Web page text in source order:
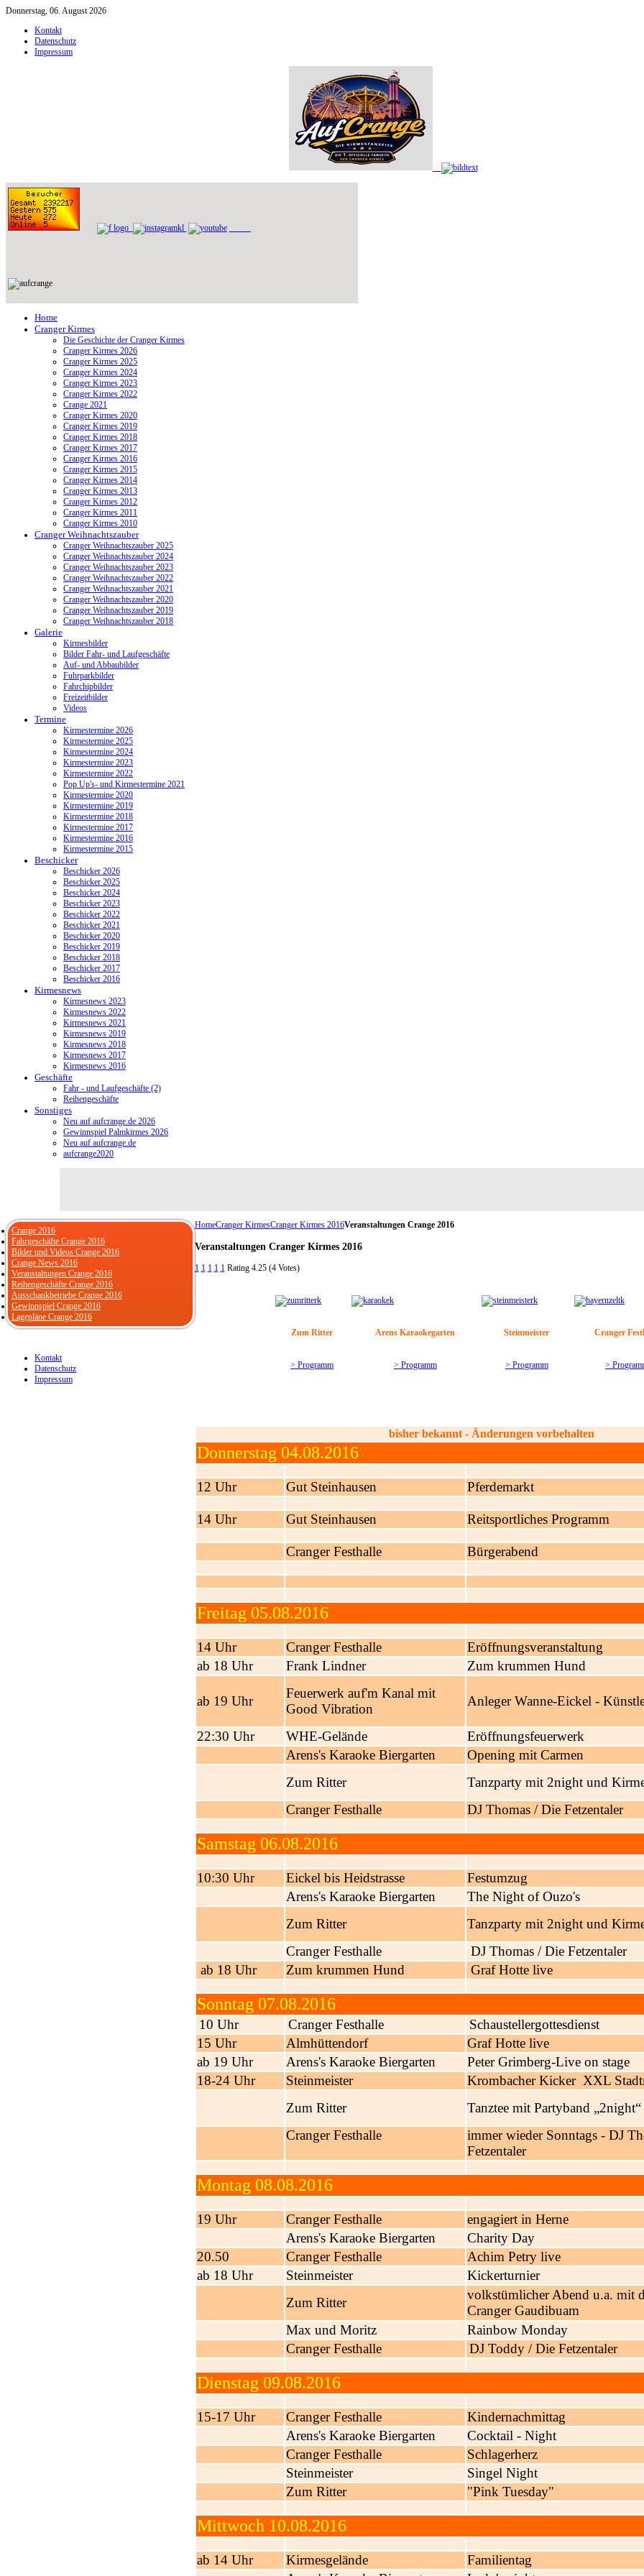
Donnerstag, 06. August 2026
Kontakt
Datenschutz
Impressum
Home
Cranger Kirmes
Die Geschichte der Cranger Kirmes
Cranger Kirmes 2026
Cranger Kirmes 2025
Cranger Kirmes 2024
Cranger Kirmes 2023
Cranger Kirmes 2022
Crange 2021
Cranger Kirmes 2020
Cranger Kirmes 2019
Cranger Kirmes 2018
Cranger Kirmes 2017
Cranger Kirmes 2016
Cranger Kirmes 2015
Cranger Kirmes 2014
Cranger Kirmes 2013
Cranger Kirmes 2012
Cranger Kirmes 2011
Cranger Kirmes 2010
Cranger Weihnachtszauber
Cranger Weihnachtszauber 2025
Cranger Weihnachtszauber 2024
Cranger Weihnachtszauber 2023
Cranger Weihnachtszauber 2022
Cranger Weihnachtszauber 2021
Cranger Weihnachtszauber 2020
Cranger Weihnachtszauber 2019
Cranger Weihnachtszauber 2018
Galerie
Kirmesbilder
Bilder Fahr- und Laufgeschäfte
Auf- und Abbaubilder
Fuhrparkbilder
Fahrchipbilder
Freizeitbilder
Videos
Termine
Kirmestermine 2026
Kirmestermine 2025
Kirmestermine 2024
Kirmestermine 2023
Kirmestermine 2022
Pop Up's- und Kirmestermine 2021
Kirmestermine 2020
Kirmestermine 2019
Kirmestermine 2018
Kirmestermine 2017
Kirmestermine 2016
Kirmestermine 2015
Beschicker
Beschicker 2026
Beschicker 2025
Beschicker 2024
Beschicker 2023
Beschicker 2022
Beschicker 2021
Beschicker 2020
Beschicker 2019
Beschicker 2018
Beschicker 2017
Beschicker 2016
Kirmesnews
Kirmesnews 2023
Kirmesnews 2022
Kirmesnews 2021
Kirmesnews 2019
Kirmesnews 2018
Kirmesnews 2017
Kirmesnews 2016
Geschäfte
Fahr - und Laufgeschäfte (2)
Reihengeschäfte
Sonstiges
Neu auf aufcrange.de 2026
Gewinnspiel Palmkirmes 2026
Neu auf aufcrange.de
aufcrange2020
HomeCranger KirmesCranger Kirmes 2016Veranstaltungen Crange 2016
Veranstaltungen Cranger Kirmes 2016
1 1 1 1 1 Rating 4.25 (4 Votes)
Zum Ritter Arens Karaokegarten Steinmeister Cranger
> Programm > Programm > Programm >
bisher bekannt - Änderungen vorbehalten
Donnerstag 04.08.2016
12 Uhr Gut Steinhausen Pferdemarkt
14 Uhr Gut Steinhausen Reitsportliches Programm
Cranger Festhalle Bürgerabend
Freitag 05.08.2016
14 Uhr Cranger Festhalle
Eröffnungsveranstaltung
ab 18 Uhr
Frank Lindner Zum krummen Hund
ab 19 Uhr
Feuerwerk auf'm Kanal mit
Good Vibration
Anleger Wanne-Eickel -
22:30 Uhr WHE-Gelände
Eröffnungsfeuerwerk
Arens's Karaoke Biergarten
Opening mit Carmen
Zum Ritter
Tanzparty mit 2night und
Cranger Festhalle
DJ Thomas / Die Fetzentaler
Samstag 06.08.2016
10:30 Uhr Eickel bis Heidstrasse
Festumzug
Arens's Karaoke Biergarten
The Night of Ouzo's
Zum Ritter
Tanzparty mit 2night und
Cranger Festhalle
DJ Thomas / Die Fetzentaler
ab 18 Uhr
Zum krummen Hund Graf Hotte live
Sonntag 07.08.2016
10 Uhr Cranger Festhalle
Schaustellergottesdienst
15 Uhr
Almhüttendorf
Graf Hotte live
ab 19 Uhr
Arens's Karaoke Biergarten Peter Grimberg-Live on stage
18-24 Uhr
Steinmeister Krombacher Kicker XXL
Zum Ritter
Tanztee mit Partyband „2night“
Cranger Festhalle
immer wieder Sonntags - DJ
Fetzentaler
Montag 08.08.2016
19 Uhr Cranger Festhalle
engagiert in Herne
Arens's Karaoke Biergarten
Charity Day
20.50
Cranger Festhalle
Achim Petry live
ab 18 Uhr
Steinmeister Kickerturnier
Zum Ritter
volkstümlicher Abend u.a. mit
Cranger Gaudibuam
Max und Moritz
Rainbow Monday
Cranger Festhalle
DJ Toddy / Die Fetzentaler
Dienstag 09.08.2016
15-17 Uhr Cranger Festhalle
Kindernachmittag
Arens's Karaoke Biergarten
Cocktail - Night
Cranger Festhalle
Schlagerherz
Steinmeister
Singel Night
Zum Ritter
"Pink Tuesday"
Mittwoch 10.08.2016
ab 14 Uhr Kirmesgelände
Familientag
Crange 2016
Fahrgeschäfte Crange 2016
Bilder und Videos Crange 2016
Crange News 2016
Veranstaltungen Crange 2016
Reihengeschäfte Crange 2016
Ausschankbetriebe Crange 2016
Gewinnspiel Crange 2016
Lagepläne Crange 2016
Kontakt
Datenschutz
Impressum